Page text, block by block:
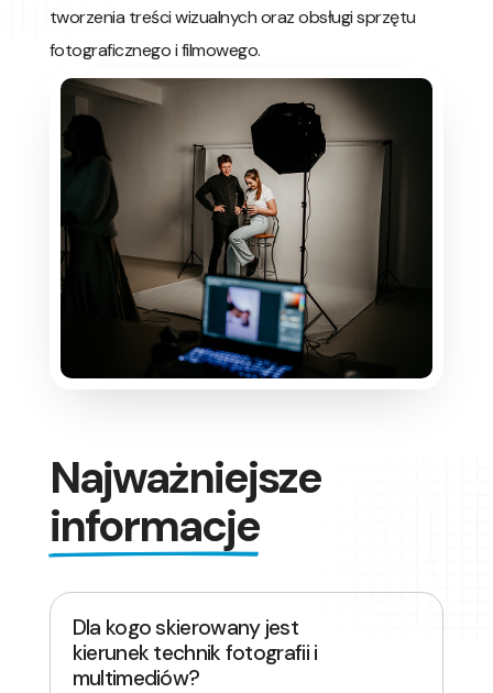
tworzenia treści wizualnych oraz obsługi sprzętu
fotograficznego i filmowego.
Najważniejsze
informacje
Dla kogo skierowany jest
kierunek technik fotografii i
multimediów?